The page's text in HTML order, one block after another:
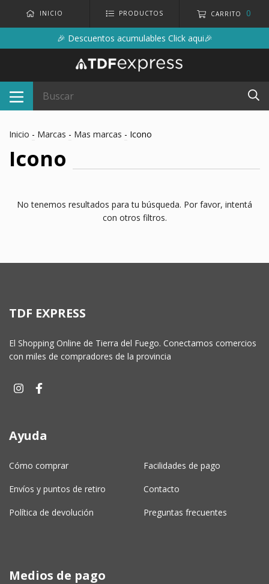
INICIO PRODUCTOS CARRITO 0
🎉 Descuentos acumulables Click aqui🎉
Inicio - Marcas - Mas marcas - Icono
Icono
No tenemos resultados para tu búsqueda. Por favor, intentá
con otros filtros.
TDF EXPRESS
El Shopping Online de Tierra del Fuego. Conectamos comercios
con miles de compradores de la provincia
Ayuda
Cómo comprar Facilidades de pago
Envíos y puntos de retiro Contacto
Política de devolución Preguntas frecuentes
Medios de pago